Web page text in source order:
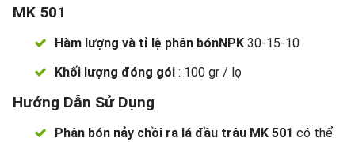
MK 501
Hàm lượng và tỉ lệ phân bónNPK 30-15-10
Khối lượng đóng gói : 100 gr / lọ
Hướng Dẫn Sử Dụng
Phân bón nảy chồi ra lá đầu trâu MK 501 có thể